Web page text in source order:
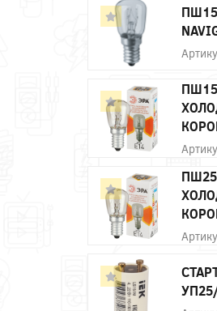
ПШ15
ПШ15
ПШ25